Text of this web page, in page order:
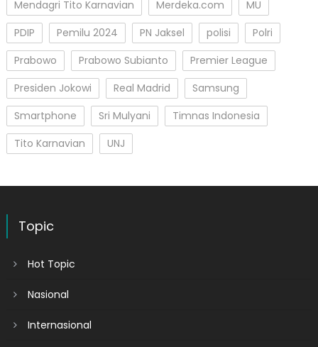
Mendagri Tito Karnavian
Merdeka.com
MU
PDIP
Pemilu 2024 PN Jaksel polisi
Polri
Prabowo
Prabowo Subianto
Premier League
Presiden Jokowi
Real Madrid
Samsung
Smartphone
Sri Mulyani
Timnas Indonesia
Tito Karnavian
UNJ
Topic
Hot Topic
Nasional
Internasional